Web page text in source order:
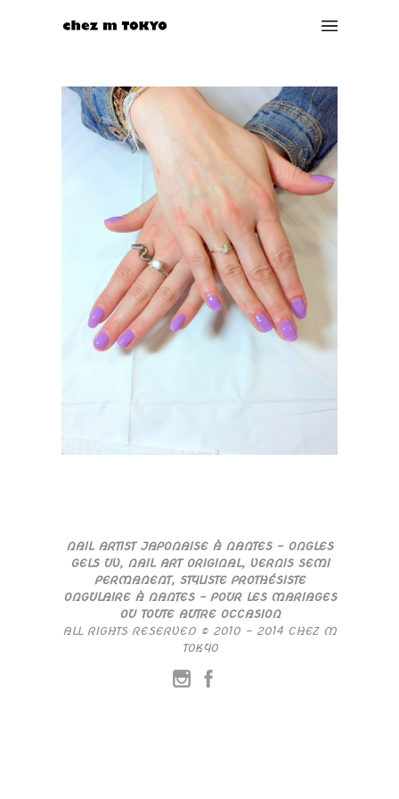
NAIL ARTIST JAPONAISE À NANTES – ONGLES
GELS UV, NAIL ART ORIGINAL, VERNIS SEMI
PERMANENT, STYLISTE PROTHÉSISTE
ONGULAIRE À NANTES – POUR LES MARIAGES
OU TOUTE AUTRE OCCASION
ALL RIGHTS RESERVED © 2010 – 2014 CHEZ M
TOKYO